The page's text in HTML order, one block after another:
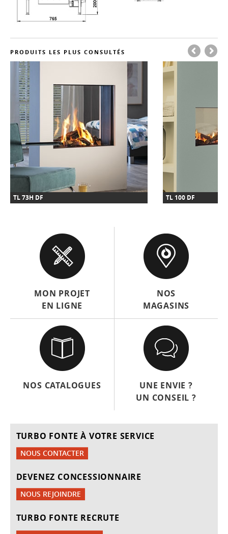
PRODUITS LES PLUS CONSULTÉS
TL 73H DF TL 100 DF
MON PROJET
EN LIGNE
NOS
MAGASINS
NOS CATALOGUES
UNE ENVIE ?
UN CONSEIL ?
TURBO FONTE À VOTRE SERVICE
NOUS CONTACTER
DEVENEZ CONCESSIONNAIRE
NOUS REJOINDRE
TURBO FONTE RECRUTE